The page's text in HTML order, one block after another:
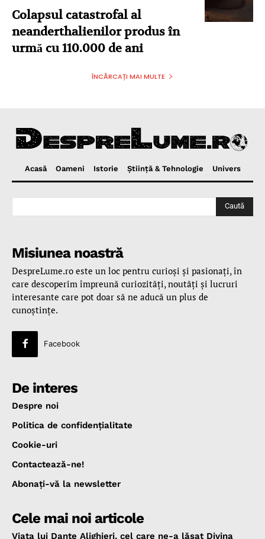
Colapsul catastrofal al
neanderthalienilor produs în
urmă cu 110.000 de ani
ÎNCĂRCAȚI MAI MULTE
Acasă Oameni Istorie Ştiinţă & Tehnologie Univers
Caută
Misiunea noastră
DespreLume.ro este un loc pentru curioşi şi pasionaţi, în
care descoperim împreună curiozităţi, noutăţi şi lucruri
interesante care pot doar să ne aducă un plus de
cunoştinţe.
Facebook
De interes
Despre noi
Politica de confidenţialitate
Cookie-uri
Contactează-ne!
Abonaţi-vă la newsletter
Cele mai noi articole
Viața lui Dante Alighieri, cel care ne-a lăsat Divina